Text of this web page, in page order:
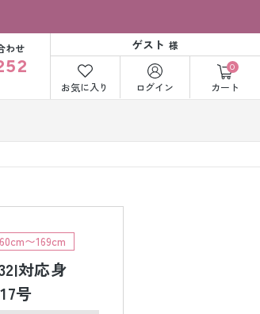
わせ ゲスト 様
お気に入り ログイン
0
カート
レンタル
紋付袴レンタル
〜169cm
対応身
号